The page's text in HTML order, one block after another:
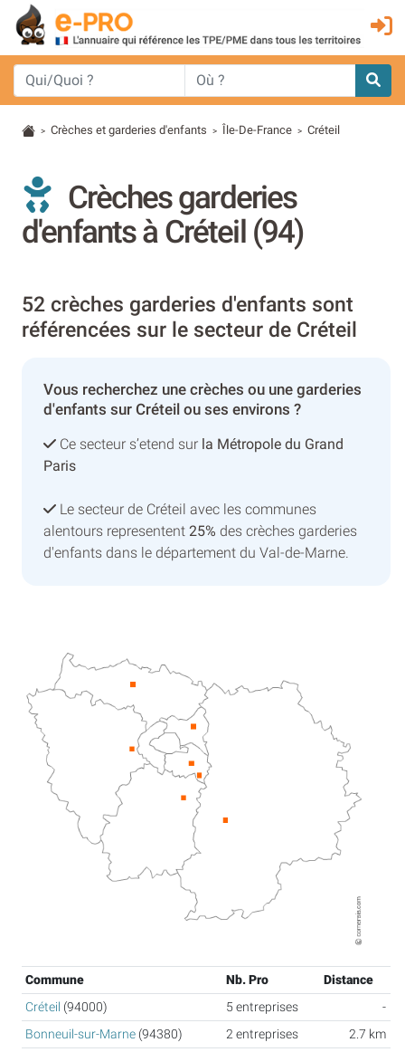
> Crèches et garderies d'enfants > Île-De-France > Créteil
Crèches garderies
d'enfants à Créteil (94)
52 crèches garderies d'enfants sont
référencées sur le secteur de Créteil
Vous recherchez une crèches ou une garderies
d'enfants sur Créteil ou ses environs ?
Ce secteur s’etend sur la Métropole du Grand
Paris
Le secteur de Créteil avec les communes
alentours representent 25% des crèches garderies
d'enfants dans le département du Val-de-Marne.
Commune Nb. Pro
Distance
Créteil (94000) 5 entreprises
-
Bonneuil-sur-Marne (94380) 2 entreprises
2.7 km